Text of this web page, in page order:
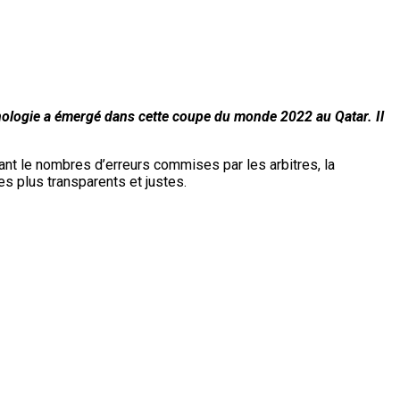
a émergé dans cette coupe du monde 2022 au Qatar. Il
le nombres d’erreurs commises par les arbitres, la
plus transparents et justes.